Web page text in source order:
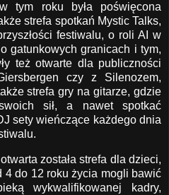
tym roku była poświęcona
strefa spotkań Mystic Talks,
festiwalu, o roli AI w
gatunkowych granicach i tym,
też otwarte dla publiczności
czy z Silenozem,
strefa gry na gitarze, gdzie
sił, a nawet spotkać
sety wieńczące każdego dnia
została strefa dla dzieci,
4 do 12 roku życia mogli bawić
wykwalifikowanej kadry,